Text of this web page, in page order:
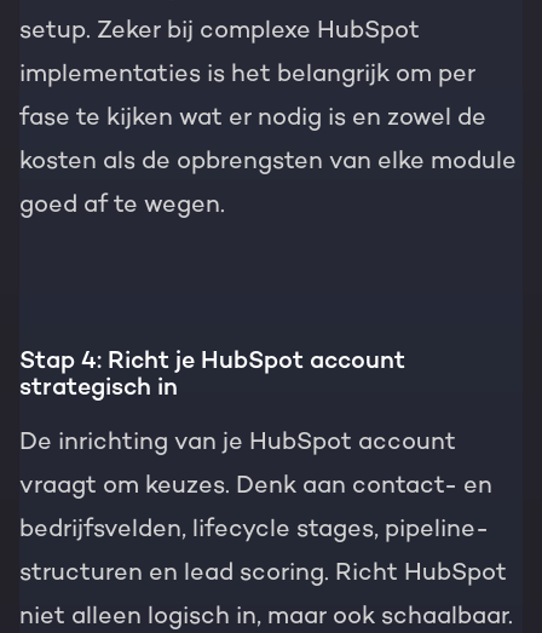
setup. Zeker bij complexe HubSpot
implementaties is het belangrijk om per
fase te kijken wat er nodig is en zowel de
kosten als de opbrengsten van elke module
goed af te wegen.
Stap 4: Richt je HubSpot account
strategisch in
De inrichting van je HubSpot account
vraagt om keuzes. Denk aan contact- en
bedrijfsvelden, lifecycle stages, pipeline-
structuren en lead scoring. Richt HubSpot
niet alleen logisch in, maar ook schaalbaar.